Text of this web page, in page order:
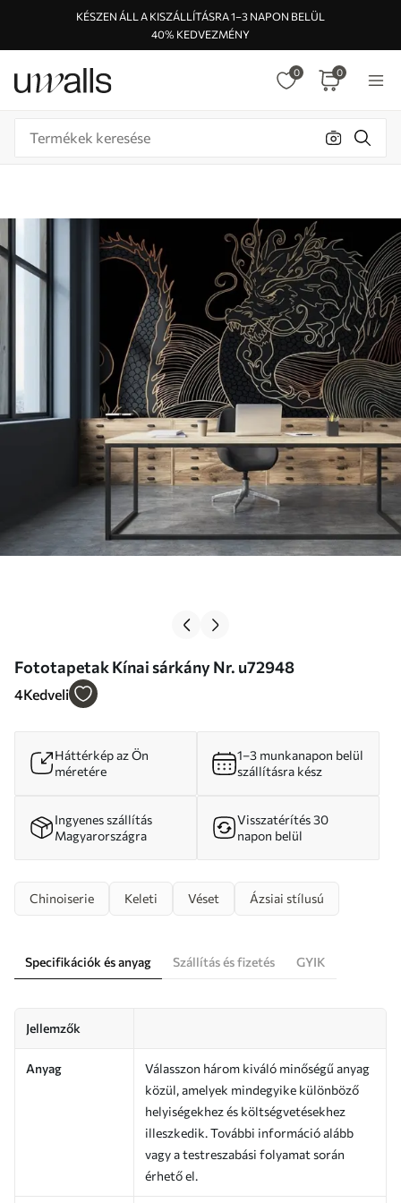
KÉSZEN ÁLL A KISZÁLLÍTÁSRA 1–3 NAPON BELÜL
40% KEDVEZMÉNY
0 0
Fototapetak Kínai sárkány Nr. u72948
4Kedveli
Háttérkép az Ön
méretére
1–3 munkanapon belül
szállításra kész
Ingyenes szállítás
Magyarországra
Visszatérítés 30
napon belül
Chinoiserie Keleti Véset Ázsiai stílusú
Specifikációk és anyag Szállítás és fizetés GYIK
Jellemzők
Anyag
Válasszon három kiváló minőségű anyag
közül, amelyek mindegyike különböző
helyiségekhez és költségvetésekhez
illeszkedik. További információ alább
vagy a testreszabási folyamat során
érhető el.